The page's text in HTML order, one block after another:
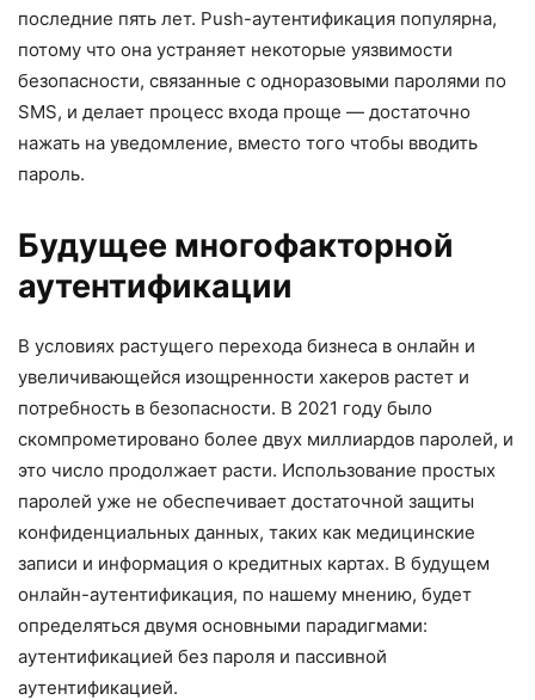
последние пять лет. Push-аутентификация популярна,
потому что она устраняет некоторые уязвимости
безопасности, связанные с одноразовыми паролями по
SMS, и делает процесс входа проще — достаточно
нажать на уведомление, вместо того чтобы вводить
пароль.
Будущее многофакторной
аутентификации
В условиях растущего перехода бизнеса в онлайн и
увеличивающейся изощренности хакеров растет и
потребность в безопасности. В 2021 году было
скомпрометировано более двух миллиардов паролей, и
это число продолжает расти. Использование простых
паролей уже не обеспечивает достаточной защиты
конфиденциальных данных, таких как медицинские
записи и информация о кредитных картах. В будущем
онлайн-аутентификация, по нашему мнению, будет
определяться двумя основными парадигмами:
аутентификацией без пароля и пассивной
аутентификацией.